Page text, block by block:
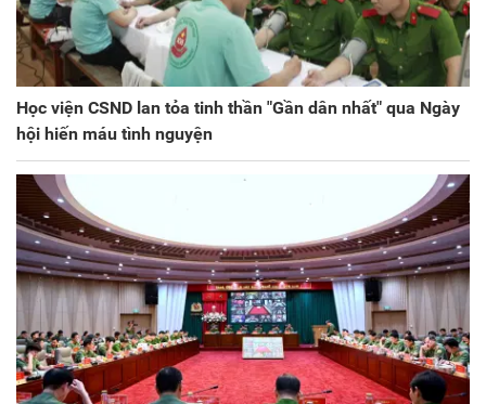
Học viện CSND lan tỏa tinh thần "Gần dân nhất" qua Ngày
hội hiến máu tình nguyện